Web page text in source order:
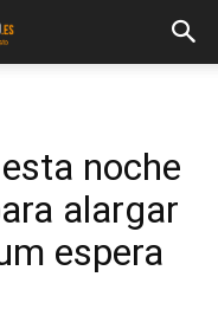
noche
alargar
espera